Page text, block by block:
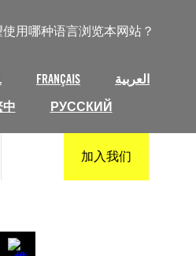
用哪种语言浏览本网站？
FRANÇAIS
العربية
中 РУССКИЙ
加入我们